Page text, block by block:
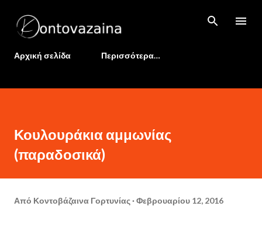
Αρχική σελίδα Περισσότερα…
Κουλουράκια αμμωνίας
(παραδοσικά)
Από Κοντοβάζαινα Γορτυνίας Φεβρουαρίου 12, 2016